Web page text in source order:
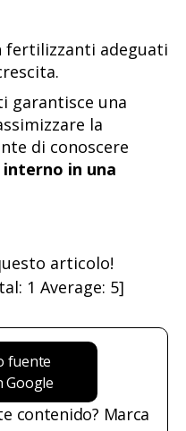
fertilizzanti adeguati
garantisce una
la
di conoscere
in una
articolo!
1 Average: 5]
fuente
Google
contenido? Marca